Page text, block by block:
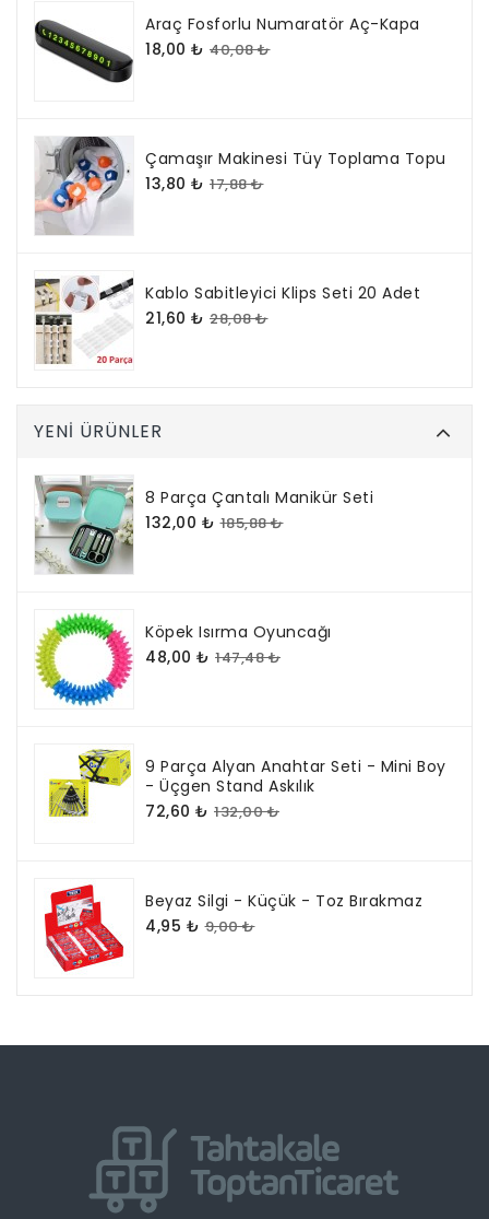
Araç Fosforlu Numaratör Aç-Kapa
18,00 ₺ 40,08 ₺
Çamaşır Makinesi Tüy Toplama Topu
13,80 ₺ 17,88 ₺
Kablo Sabitleyici Klips Seti 20 Adet
21,60 ₺ 28,08 ₺
YENI ÜRÜNLER
8 Parça Çantalı Manikür Seti
132,00 ₺ 185,88 ₺
Köpek Isırma Oyuncağı
48,00 ₺ 147,48 ₺
9 Parça Alyan Anahtar Seti - Mini Boy
- Üçgen Stand Askılık
72,60 ₺ 132,00 ₺
Beyaz Silgi - Küçük - Toz Bırakmaz
4,95 ₺ 9,00 ₺